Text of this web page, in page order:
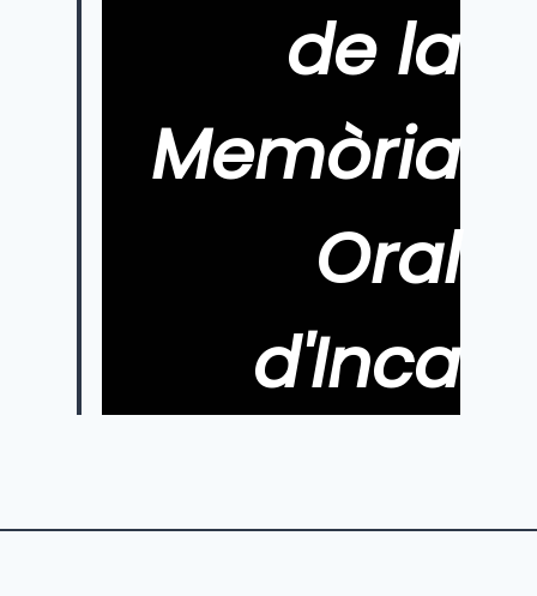
de la
Memòria
Oral
d'Inca